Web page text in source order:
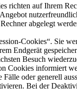
richten auf Ihrem
abgelegt
Cookies“. Sie
Endgerät
Besuch
Cookies informiert
oder generell
Bei der